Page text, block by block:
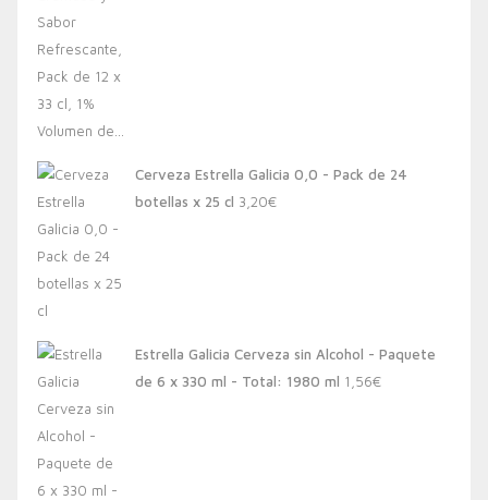
Cerveza Estrella Galicia 0,0 - Pack de 24
botellas x 25 cl 3,20€
Estrella Galicia Cerveza sin Alcohol - Paquete
de 6 x 330 ml - Total: 1980 ml 1,56€